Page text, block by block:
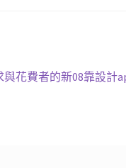
與花費者的新08靠設計